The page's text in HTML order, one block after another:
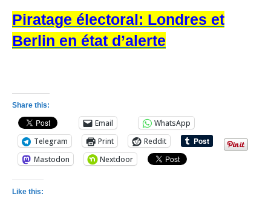
Piratage électoral: Londres et
Berlin en état d’alerte
Share this:
Email
WhatsApp
Telegram
Print
Reddit
Mastodon
Nextdoor
Like this: